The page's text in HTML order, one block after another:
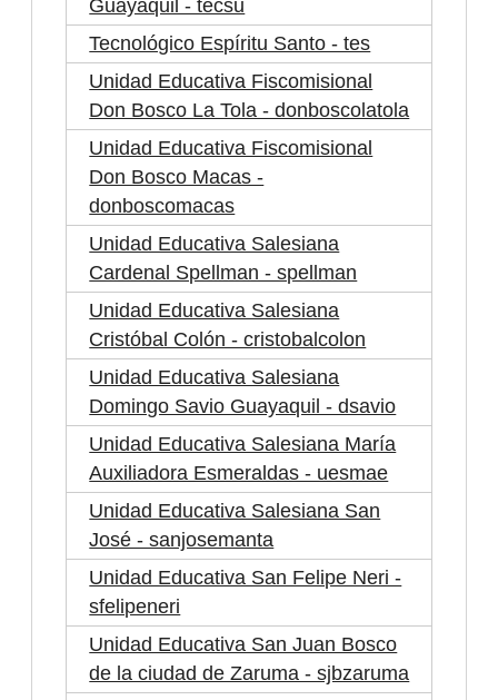
Guayaquil - tecsu
Tecnológico Espíritu Santo - tes
Unidad Educativa Fiscomisional
Don Bosco La Tola - donboscolatola
Unidad Educativa Fiscomisional
Don Bosco Macas -
donboscomacas
Unidad Educativa Salesiana
Cardenal Spellman - spellman
Unidad Educativa Salesiana
Cristóbal Colón - cristobalcolon
Unidad Educativa Salesiana
Domingo Savio Guayaquil - dsavio
Unidad Educativa Salesiana María
Auxiliadora Esmeraldas - uesmae
Unidad Educativa Salesiana San
José - sanjosemanta
Unidad Educativa San Felipe Neri -
sfelipeneri
Unidad Educativa San Juan Bosco
de la ciudad de Zaruma - sjbzaruma